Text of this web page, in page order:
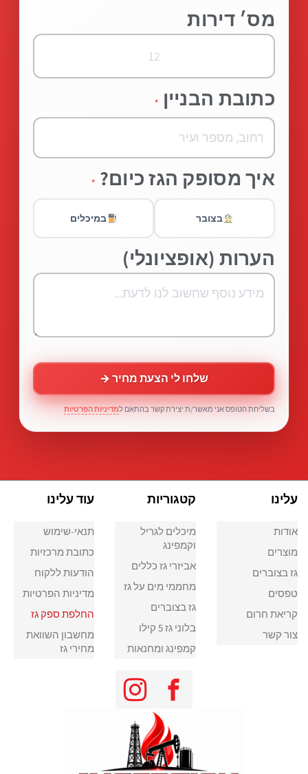
מס׳ דירות
כתובת הבניין *
איך מסופק הגז כיום? *
בצובר במיכלים
הערות (אופציונלי)
שלחו לי הצעת מחיר →
בשליחת הטופס אני מאשר/ת יצירת קשר בהתאם למדיניות הפרטיות
עלינו
אודות
מוצרים
גז בצוברים
טפסים
קריאת חרום
צור קשר
קטגוריות
מיכלים לגריל
וקמפינג
אביזרי גז כללים
מחממי מים על גז
גז בצוברים
בלוני גז 5 קילו
קמפינג ומחנאות
עוד עלינו
תנאי-שימוש
כתובת מרכזיות
הודעות ללקוח
מדיניות הפרטיות
החלפת ספק גז
מחשבון השוואת
מחירי גז